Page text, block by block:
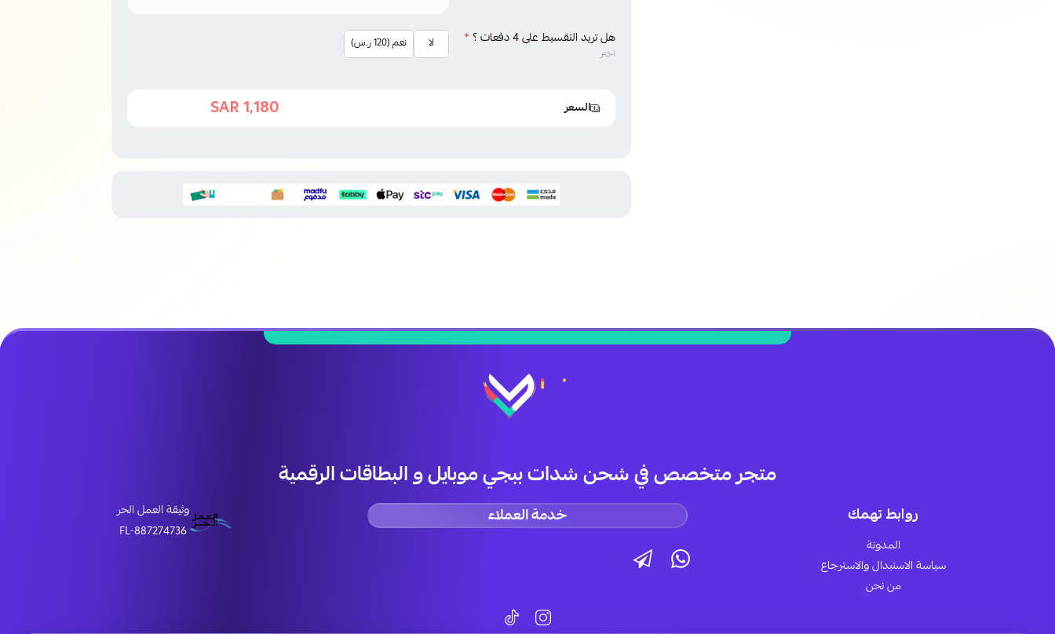
هل تريد التقسيط على 4 دفعات ؟ *
اختر
لا نعم (120 ر.س)
السعر 1,180 SAR
متجر متخصص في شحن شدات ببجي موبايل و البطاقات الرقمية
روابط تهمك
المدونة
سياسة الاستبدال والاسترجاع
من نحن
خدمة العملاء
وثيقة العمل الحر
FL-887274736